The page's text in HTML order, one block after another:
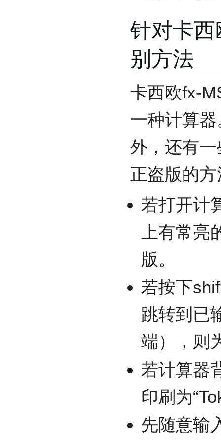
针对卡
别方法
卡西欧fx-
一种计算
外，还有
正盗版的
若打开计
上有常亮
版。
若按下
跳转到已
端），则
若计算器
印刷为
先随意输